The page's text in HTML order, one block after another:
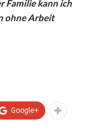
Familie kann ich
ohne Arbeit
Google+